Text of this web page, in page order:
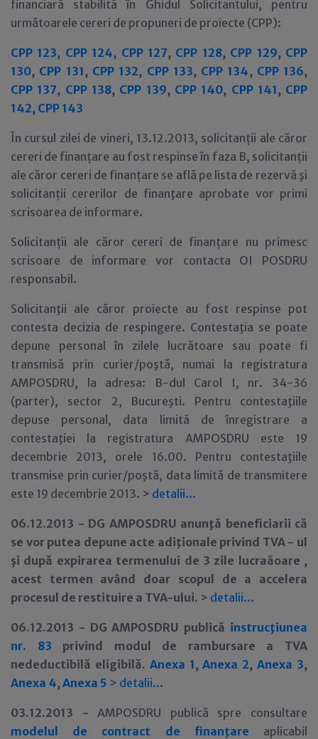
financiară stabilită în Ghidul Solicitantului, pentru
următoarele cereri de propuneri de proiecte (CPP):
CPP 123, CPP 124, CPP 127, CPP 128, CPP 129, CPP
130, CPP 131, CPP 132, CPP 133, CPP 134, CPP 136,
CPP 137, CPP 138, CPP 139, CPP 140, CPP 141, CPP
142, CPP 143
În cursul zilei de vineri, 13.12.2013, solicitanții ale căror
cereri de finanțare au fost respinse în faza B, solicitanții
ale căror cereri de finanțare se află pe lista de rezervă şi
solicitanții cererilor de finanţare aprobate vor primi
scrisoarea de informare.
Solicitanții ale căror cereri de finanțare nu primesc
scrisoare de informare vor contacta OI POSDRU
responsabil.
Solicitanţii ale căror proiecte au fost respinse pot
contesta decizia de respingere. Contestaţia se poate
depune personal în zilele lucrătoare sau poate fi
transmisă prin curier/poştă, numai la registratura
AMPOSDRU, la adresa: B-dul Carol I, nr. 34-36
(parter), sector 2, Bucureşti. Pentru contestaţiile
depuse personal, data limită de înregistrare a
contestaţiei la registratura AMPOSDRU este 19
decembrie 2013, orele 16.00. Pentru contestaţiile
transmise prin curier/poştă, data limită de transmitere
este 19 decembrie 2013. > detalii...
06.12.2013 - DG AMPOSDRU anunţă beneficiarii că
se vor putea depune acte adiţionale privind TVA - ul
şi după expirarea termenului de 3 zile lucraăoare ,
acest termen având doar scopul de a accelera
procesul de restituire a TVA-ului. > detalii...
06.12.2013 - DG AMPOSDRU publică instrucţiunea
nr. 83 privind modul de rambursare a TVA
nedeductibilă eligibilă. Anexa 1,Anexa 2,Anexa 3,
Anexa 4,Anexa 5 > detalii...
03.12.2013 -AMPOSDRU publică spre consultare
modelul de contract de finanţare aplicabil